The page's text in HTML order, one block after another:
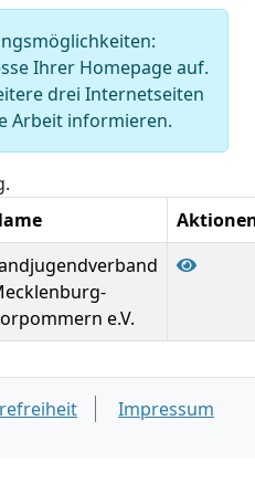
Ihrer Homepage auf.
drei Internetseiten
Arbeit informieren.
e.V.
Impressum